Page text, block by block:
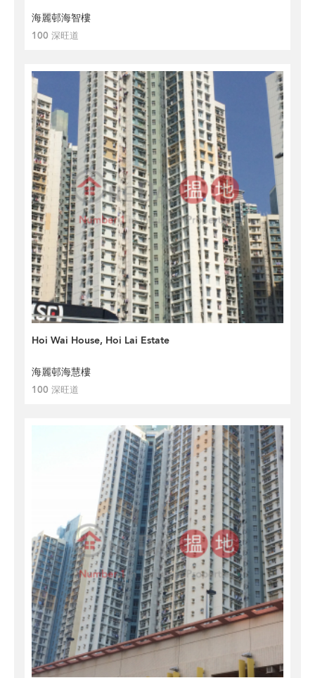
海麗邨海智樓
100 深旺道
Hoi Wai House, Hoi Lai Estate
海麗邨海慧樓
100 深旺道